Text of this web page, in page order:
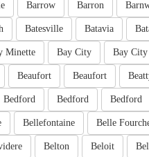
Barron
Barrow
Batavia
Batesville
Bay City
Bay City
Minette
Beaufort
Beaufort
Bedford
Bedford
Bedford
Belle
Bellefontaine
Beloit
Belton